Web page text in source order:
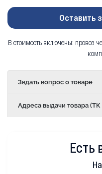
Оставить
В стоимость включены: провоз
Звдать вопрос о товаре
Адреса выдачи товара
Есть